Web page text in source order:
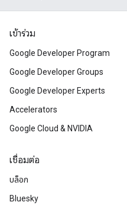
เข้าร่วม
Google Developer Program
Google Developer Groups
Google Developer Experts
Accelerators
Google Cloud & NVIDIA
เชื่อมต่อ
บล็อก
Bluesky